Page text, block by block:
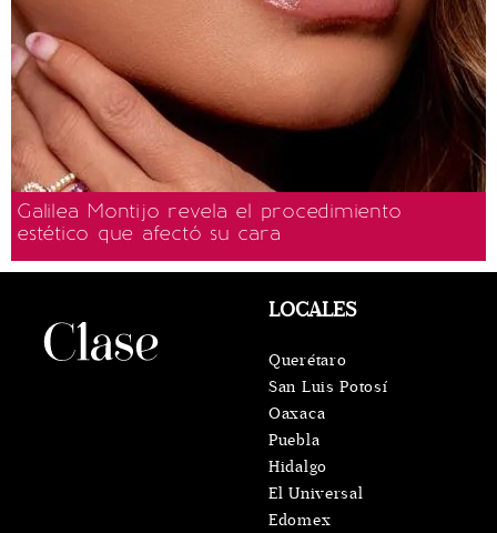
Galilea Montijo revela el procedimiento
estético que afectó su cara
LOCALES
Querétaro
San Luis Potosí
Oaxaca
Puebla
Hidalgo
El Universal
Edomex